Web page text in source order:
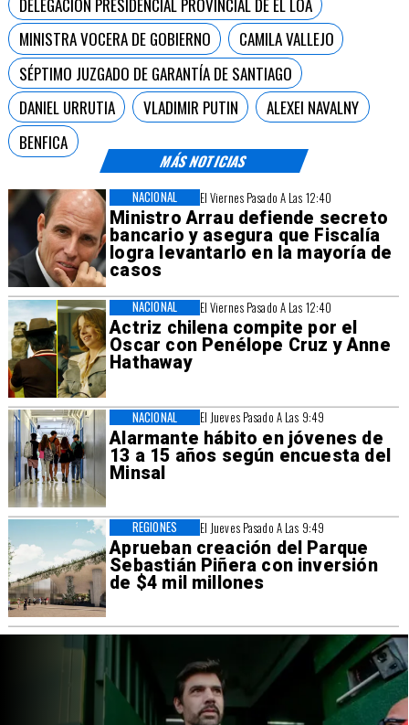
MÁS NOTICIAS
El Viernes Pasado A Las 12:40
Ministro Arrau defiende secreto
bancario y asegura que Fiscalía
logra levantarlo en la mayoría de
casos
NACIONAL
El Viernes Pasado A Las 12:40
Actriz chilena compite por el
Oscar con Penélope Cruz y Anne
Hathaway
NACIONAL
El Jueves Pasado A Las 9:49
Alarmante hábito en jóvenes de
13 a 15 años según encuesta del
Minsal
NACIONAL
El Jueves Pasado A Las 9:49
Aprueban creación del Parque
Sebastián Piñera con inversión
de $4 mil millones
REGIONES
MINISTRA VOCERA DE GOBIERNO
CAMILA VALLEJO
SÉPTIMO JUZGADO DE GARANTÍA DE SANTIAGO
DANIEL URRUTIA
VLADIMIR PUTIN
ALEXEI NAVALNY
BENFICA